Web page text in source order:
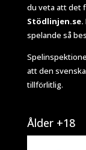
du veta att det
Stödlinjen.se.
spelande så
att den
tillförlitlig.
Ålder +18